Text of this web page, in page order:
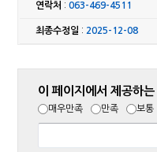
연락처 :063-469-4511
최종수정일 : 2025-12-08
이 페이지에서 제공하
매우만족 만족 보통